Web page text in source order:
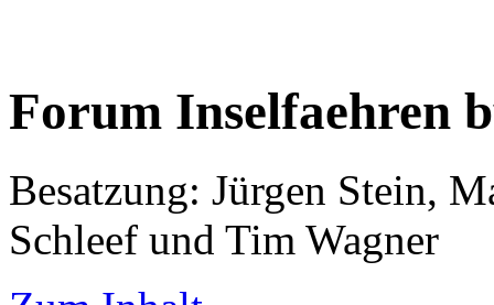
Forum Inselfaehren
Besatzung: Jürgen Stein,
Schleef und Tim Wagner